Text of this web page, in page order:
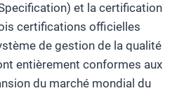
et la certification
certifications officielles
de gestion de la qualité
entièrement conformes aux
du marché mondial du